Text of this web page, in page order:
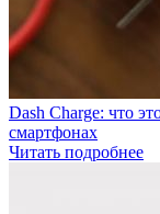
Dash Charge: что
смартфонах
Читать подробнее